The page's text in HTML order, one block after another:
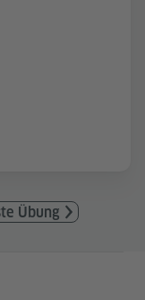
Übung